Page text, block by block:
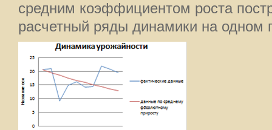
средним коэффициентом роста
расчетный ряды динамики на одном